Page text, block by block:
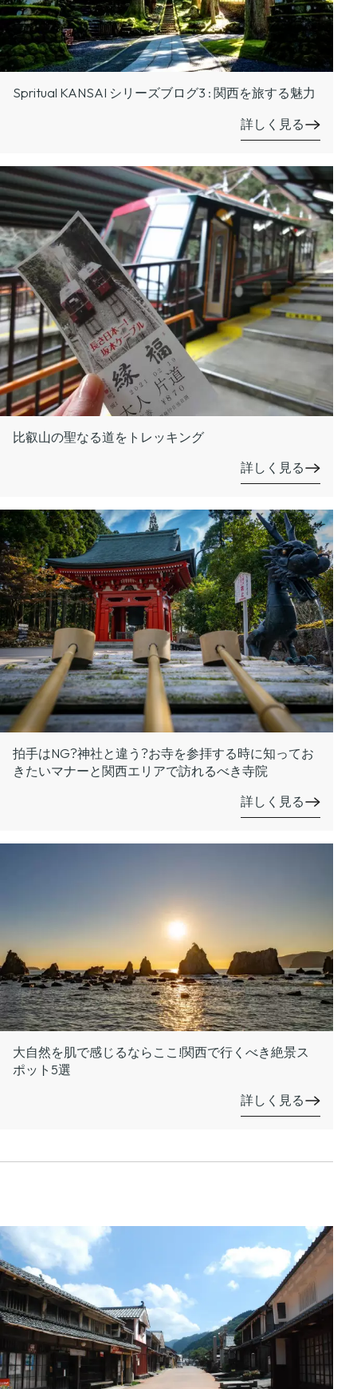
Spritual KANSAI シリーズブログ3 : 関西を旅する魅力
詳しく見る
比叡山の聖なる道をトレッキング
詳しく見る
拍手はNG?神社と違う?お寺を参拝する時に知ってお
きたいマナーと関西エリアで訪れるべき寺院
詳しく見る
大自然を肌で感じるならここ!関西で行くべき絶景ス
ポット5選
詳しく見る